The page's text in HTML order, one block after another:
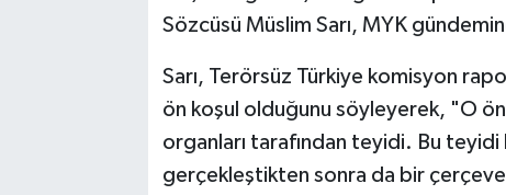
Sözcüsü Müslim Sarı, MYK
Sarı, Terörsüz Türkiye komisyon
ön koşul olduğunu söyleyerek, "O ön
organları tarafından teyidi. Bu
gerçekleştikten sonra da bir